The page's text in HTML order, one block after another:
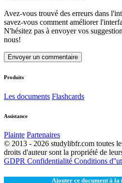
Avez-vous trouvé des erreurs dans
savez-vous comment améliorer
N'hésitez pas à envoyer vos
nous!
Envoyer un commentaire
Produits
Les documents Flashcards
Assistance
Plainte Partenaires
© 2013 - 2026 studylibfr.com toutes
droits d'auteur sont la propriété de
GDPR Confidentialité Conditions
Ajouter ce document à la